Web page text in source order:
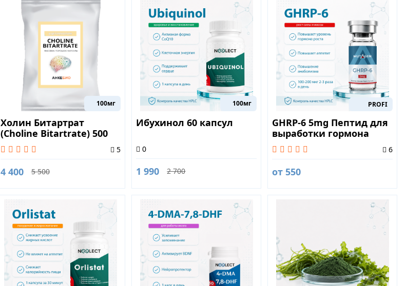
100мг
Холин Битартрат
(Choline Bitartrate) 500
грамм
5
4 400 5 500
100мг
Ибухинол 60 капсул
0
1 990 2 700
PROFI
GHRP-6 5mg Пептид для
выработки гормона
роста
6
от 550